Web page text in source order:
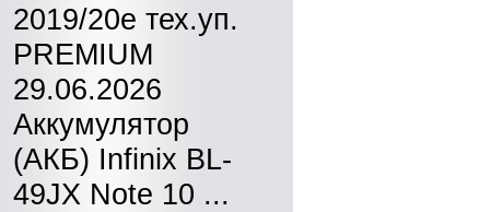
2019/20e тех.уп.
PREMIUM
29.06.2026
Аккумулятор
(АКБ) Infinix BL-
49JX Note 10 ...